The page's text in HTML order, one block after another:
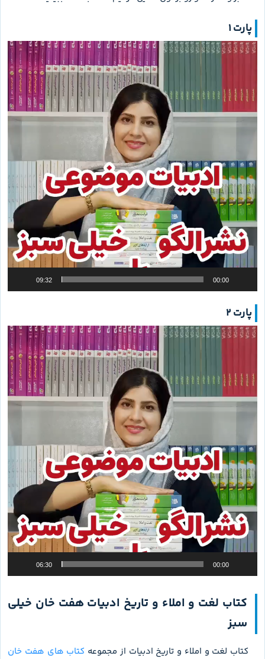
پارت 1
نمایشگر
00:00
09:32
پارت 2
نمایشگر
00:00
06:30
کتاب لغت و املاء و تاریخ ادبیات هفت خان خیلی
سبز
کتاب لغت و املاء و تاریخ ادبیات از مجموعه کتاب های هفت خان